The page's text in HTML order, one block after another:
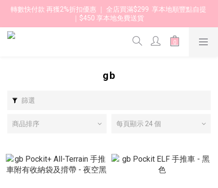
轉數快付款 再獲2%折扣優惠 ｜ 全店買滿$299  享本地順豐點自提
｜$450 享本地免費送貨
gb
篩選
商品排序 每頁顯示 24 個